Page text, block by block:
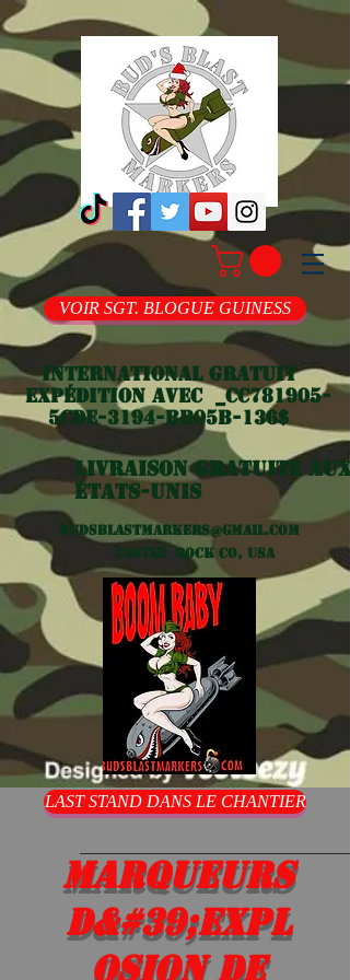
VOIR SGT. BLOGUE GUINESS
International gratuit
Expédition avec _cc781905-
5cde-3194-bb05b-136$
Livraison gratuite aux
États-Unis
Budsblastmarkers@gmail.com
Castle Rock CO, USA
LAST STAND DANS LE CHANTIER
Marqueurs
d&#39;expl
osion de